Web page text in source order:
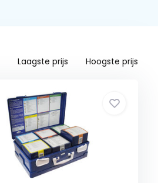
Laagste prijs Hoogste prijs